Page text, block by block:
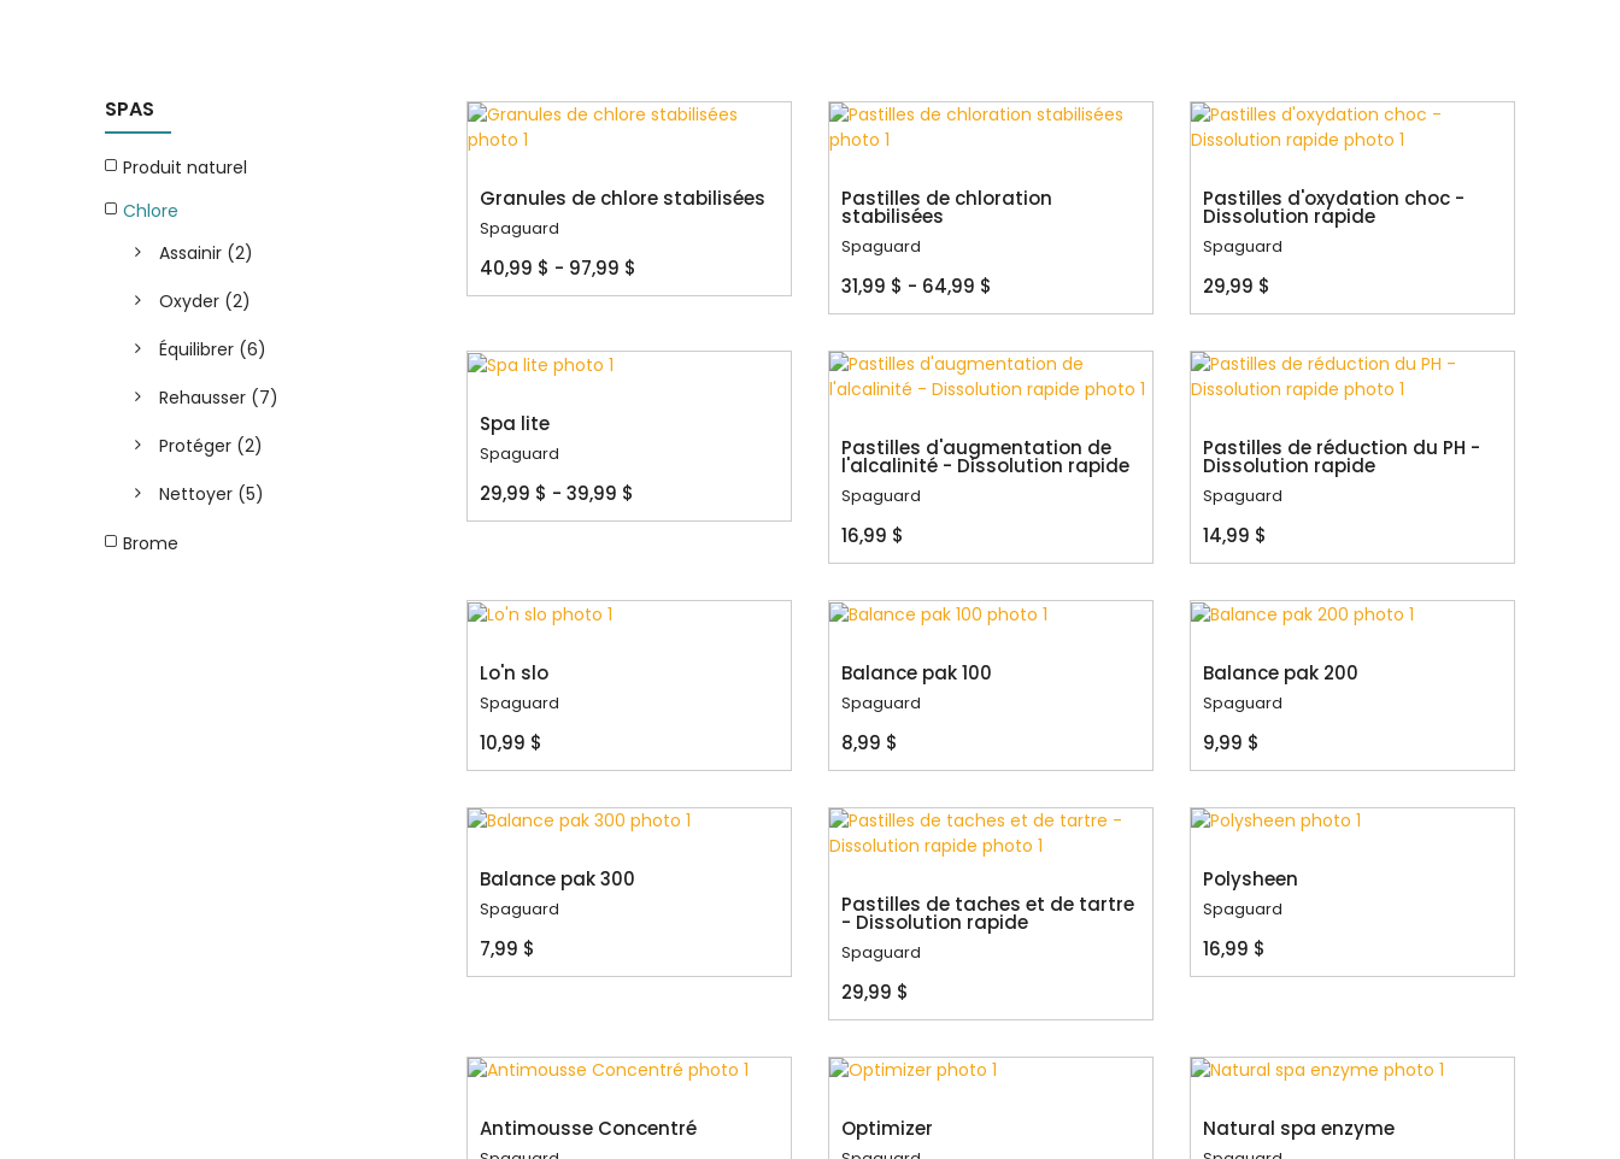
Granules de chlore stabilisées
Spaguard
40,99 $ - 97,99 $
Pastilles de chloration
stabilisées
Spaguard
31,99 $ - 64,99 $
Pastilles d'oxydation choc -
Dissolution rapide
Spaguard
29,99 $
Spa lite
Spaguard
29,99 $ - 39,99 $
Pastilles d'augmentation de
l'alcalinité - Dissolution rapide
Spaguard
16,99 $
Pastilles de réduction du PH -
Dissolution rapide
Spaguard
14,99 $
Lo'n slo
Spaguard
10,99 $
Balance pak 100
Spaguard
8,99 $
Balance pak 200
Spaguard
9,99 $
Balance pak 300
Spaguard
7,99 $
Pastilles de taches et de tartre
- Dissolution rapide
Spaguard
29,99 $
Polysheen
Spaguard
16,99 $
Antimousse Concentré Optimizer Natural spa enzyme
SPAS
Produit naturel
Chlore
Assainir (2)
Oxyder (2)
Équilibrer (6)
Rehausser (7)
Protéger (2)
Nettoyer (5)
Brome